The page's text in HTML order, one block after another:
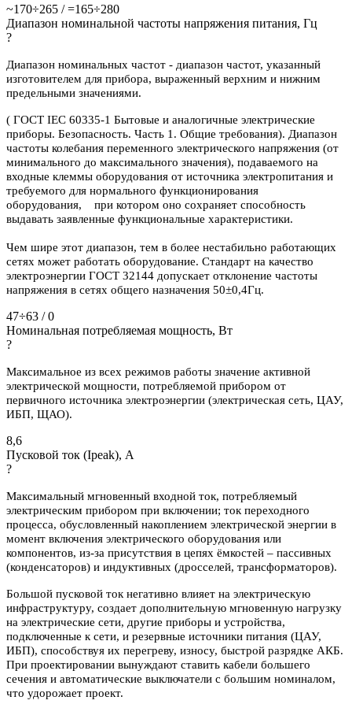
~170÷265 / =165÷280
Диапазон номинальной частоты напряжения питания, Гц
?
Диапазон номинальных частот - диапазон частот, указанный
изготовителем для прибора, выраженный верхним и нижним
предельными значениями.
( ГОСТ IEC 60335-1 Бытовые и аналогичные электрические
приборы. Безопасность. Часть 1. Общие требования). Диапазон
частоты колебания переменного электрического напряжения (от
минимального до максимального значения), подаваемого на
входные клеммы оборудования от источника электропитания и
требуемого для нормального функционирования
оборудования, при котором оно сохраняет способность
выдавать заявленные функциональные характеристики.
Чем шире этот диапазон, тем в более нестабильно работающих
сетях может работать оборудование. Стандарт на качество
электроэнергии ГОСТ 32144 допускает отклонение частоты
напряжения в сетях общего назначения 50±0,4Гц.
47÷63 / 0
Номинальная потребляемая мощность, Вт
?
Максимальное из всех режимов работы значение активной
электрической мощности, потребляемой прибором от
первичного источника электроэнергии (электрическая сеть, ЦАУ,
ИБП, ЩАО).
8,6
Пусковой ток (Ipeak), A
?
Максимальный мгновенный входной ток, потребляемый
электрическим прибором при включении; ток переходного
процесса, обусловленный накоплением электрической энергии в
момент включения электрического оборудования или
компонентов, из-за присутствия в цепях ёмкостей – пассивных
(конденсаторов) и индуктивных (дросселей, трансформаторов).
Большой пусковой ток негативно влияет на электрическую
инфраструктуру, создает дополнительную мгновенную нагрузку
на электрические сети, другие приборы и устройства,
подключенные к сети, и резервные источники питания (ЦАУ,
ИБП), способствуя их перегреву, износу, быстрой разрядке АКБ.
При проектировании вынуждают ставить кабели большего
сечения и автоматические выключатели с большим номиналом,
что удорожает проект.